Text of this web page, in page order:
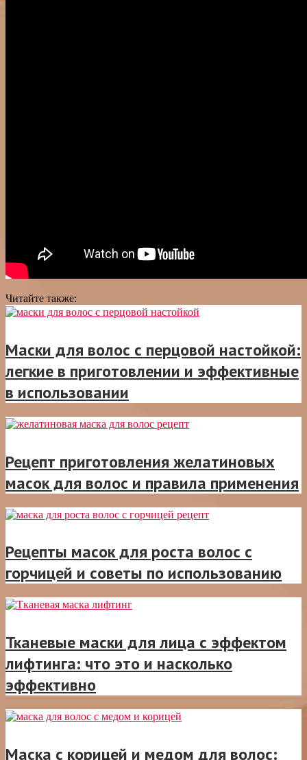
Читайте также:
Маски для волос с перцовой настойкой:
легкие в приготовлении и эффективные
в использовании
Рецепт приготовления желатиновых
масок для волос и правила применения
Рецепты масок для роста волос с
горчицей и советы по использованию
Тканевые маски для лица с эффектом
лифтинга: что это и насколько
эффективно
Маска с корицей и медом для волос: